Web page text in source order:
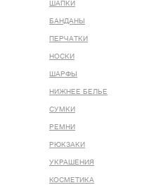
ШАПКИ
БАНДАНЫ
ПЕРЧАТКИ
НОСКИ
ШАРФЫ
НИЖНЕЕ БЕЛЬЕ
СУМКИ
РЕМНИ
РЮКЗАКИ
УКРАШЕНИЯ
КОСМЕТИКА